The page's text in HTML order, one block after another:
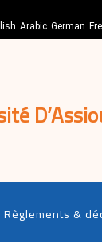
Arabic German
Règlements &